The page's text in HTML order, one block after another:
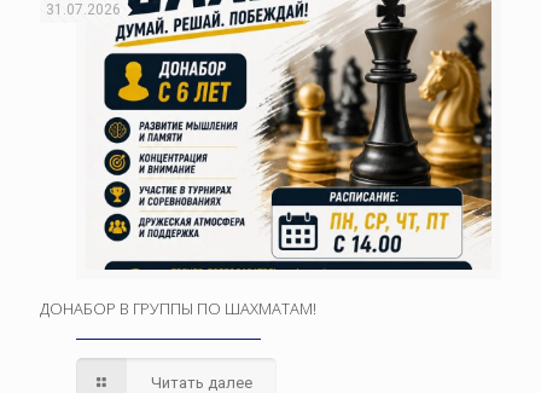
31.07.2026
ДОНАБОР В ГРУППЫ ПО ШАХМАТАМ!
Читать далее